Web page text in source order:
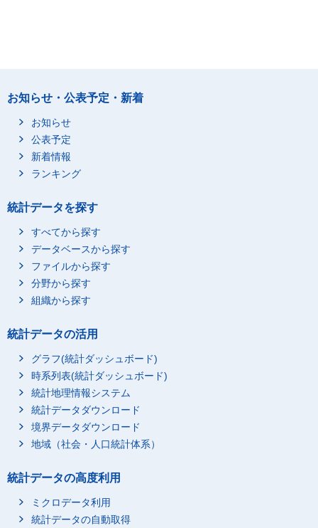
お知らせ・公表予定・新着
お知らせ
公表予定
新着情報
ランキング
統計データを探す
すべてから探す
データベースから探す
ファイルから探す
分野から探す
組織から探す
統計データの活用
グラフ(統計ダッシュボード)
時系列表(統計ダッシュボード)
統計地理情報システム
統計データダウンロード
境界データダウンロード
地域（社会・人口統計体系）
統計データの高度利用
ミクロデータ利用
統計データの自動取得